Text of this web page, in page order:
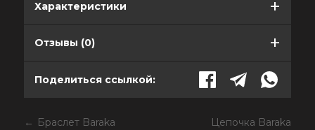
Характеристики
Отзывы (0)
Поделиться ссылкой:
Браслет Baraka
Цепочка Baraka